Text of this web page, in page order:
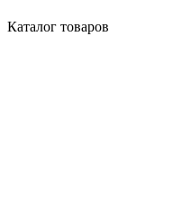
Каталог товаров